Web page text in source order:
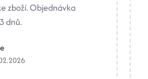
zboží. Objednávka
dnů.